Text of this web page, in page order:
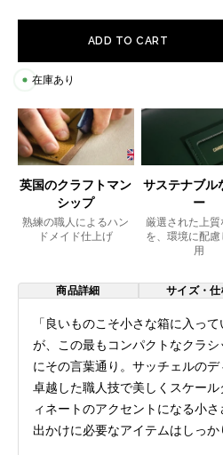
ADD TO CART
在庫あり
英国のクラフトマン
シップ
熟練の職人によるハン
ドメイド仕上げ
サステナブル
ー
厳選された上質
を、環境に配慮
用
商品詳細 サイズ・仕
「良いものこそ小さな箱に入っ
が、この最もコンパクトなクラ
にその言葉通り。サッチェルのデ
卓越した職人技で美しくスケー
ィネートのアクセントになる小
出かけに必要なアイテムはしっか